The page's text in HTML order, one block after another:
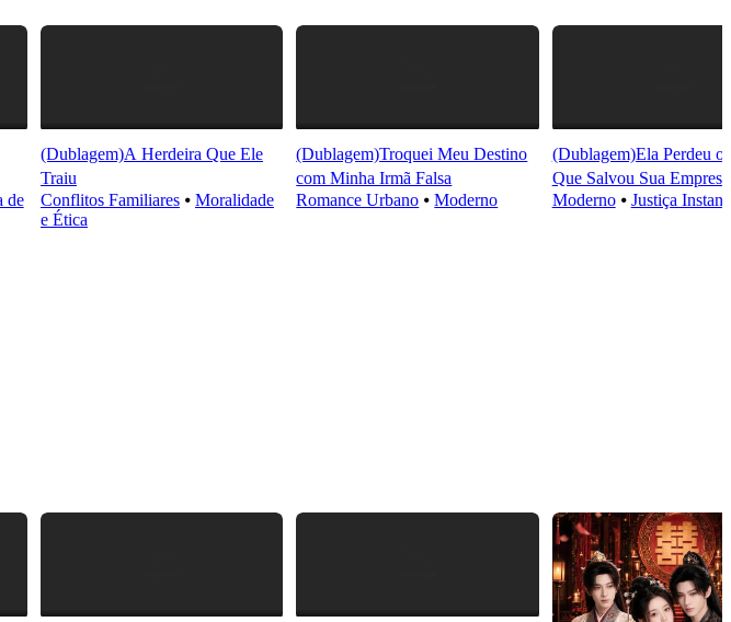
de
(Dublagem)A Herdeira Que Ele
Traiu
Conflitos Familiares⦁ Moralidade
e Ética
(Dublagem)Troquei Meu Destino
com Minha Irmã Falsa
Romance Urbano ⦁Moderno
(Dublagem)Ela Perdeu o
Que Salvou Sua Empresa
Moderno⦁ Justiça